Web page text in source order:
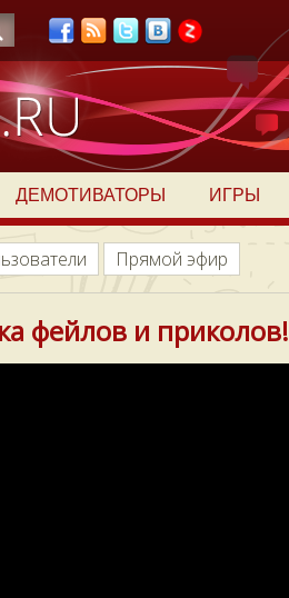
ДЕМОТИВАТОРЫ ИГРЫ
Прямой эфир
фейлов и приколов!